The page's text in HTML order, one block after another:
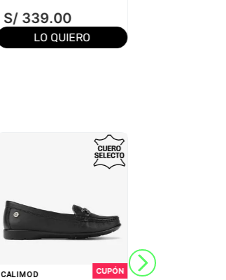
S/ 339.00
LO QUIERO
CALIMOD